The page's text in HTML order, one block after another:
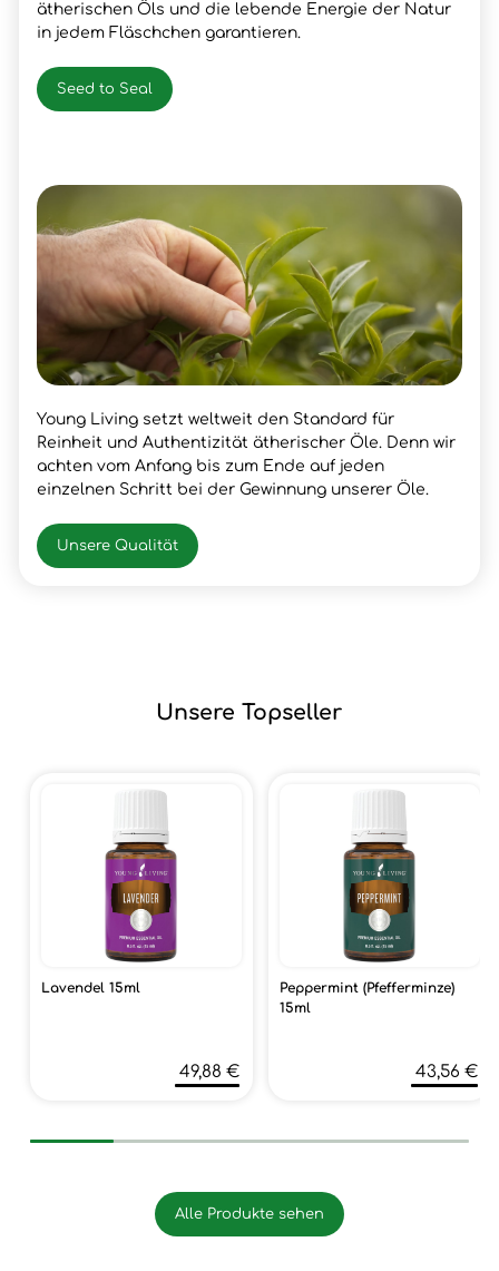
ätherischen Öls und die lebende Energie der Natur
in jedem Fläschchen garantieren.
Seed to Seal
Young Living setzt weltweit den Standard für
Reinheit und Authentizität ätherischer Öle. Denn wir
achten vom Anfang bis zum Ende auf jeden
einzelnen Schritt bei der Gewinnung unserer Öle.
Unsere Qualität
Unsere Topseller
Lavendel 15ml
49,88 €
Peppermint (Pfefferminze)
15ml
43,56 €
Alle Produkte sehen